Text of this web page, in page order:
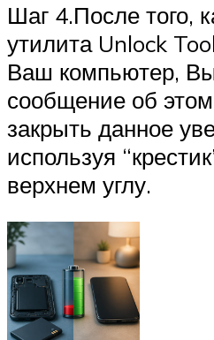
Шаг 4.После того,
утилита Unlock
Ваш компьютер,
сообщение об
закрыть данное
используя
верхнем углу.